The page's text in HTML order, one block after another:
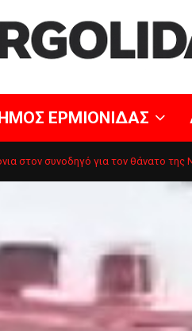
ΕΡΜΙΟΝΙΔΑΣ
στον συνοδηγό για τον θάνατο της